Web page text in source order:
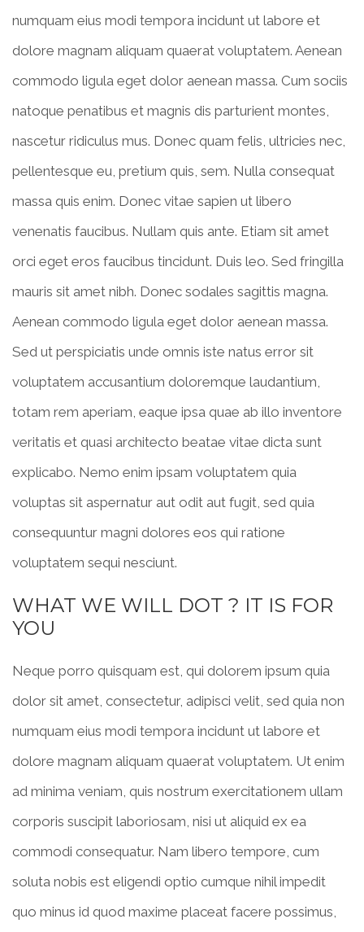
numquam eius modi tempora incidunt ut labore et
dolore magnam aliquam quaerat voluptatem. Aenean
commodo ligula eget dolor aenean massa. Cum sociis
natoque penatibus et magnis dis parturient montes,
nascetur ridiculus mus. Donec quam felis, ultricies nec,
pellentesque eu, pretium quis, sem. Nulla consequat
massa quis enim. Donec vitae sapien ut libero
venenatis faucibus. Nullam quis ante. Etiam sit amet
orci eget eros faucibus tincidunt. Duis leo. Sed fringilla
mauris sit amet nibh. Donec sodales sagittis magna.
Aenean commodo ligula eget dolor aenean massa.
Sed ut perspiciatis unde omnis iste natus error sit
voluptatem accusantium doloremque laudantium,
totam rem aperiam, eaque ipsa quae ab illo inventore
veritatis et quasi architecto beatae vitae dicta sunt
explicabo. Nemo enim ipsam voluptatem quia
voluptas sit aspernatur aut odit aut fugit, sed quia
consequuntur magni dolores eos qui ratione
voluptatem sequi nesciunt.
WHAT WE WILL DOT ? IT IS FOR
YOU
Neque porro quisquam est, qui dolorem ipsum quia
dolor sit amet, consectetur, adipisci velit, sed quia non
numquam eius modi tempora incidunt ut labore et
dolore magnam aliquam quaerat voluptatem. Ut enim
ad minima veniam, quis nostrum exercitationem ullam
corporis suscipit laboriosam, nisi ut aliquid ex ea
commodi consequatur. Nam libero tempore, cum
soluta nobis est eligendi optio cumque nihil impedit
quo minus id quod maxime placeat facere possimus,